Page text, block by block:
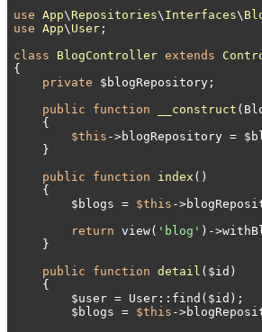
use App\ Repositories\ Interfaces\
use App\ User;
class
BlogController extends
{
private $blogRepository;
public
function __construct
{
$this ->blogRepository =
    }
public
function index ()
{
        $blogs =
$this -
return view( 'blog' )-
    }
public
function detail ($id)
{
        $user = User::find($id);
        $blogs =
$this -